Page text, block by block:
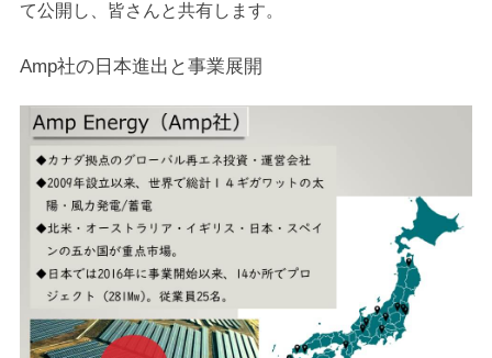
て公開し、皆さんと共有します。
Amp社の日本進出と事業展開